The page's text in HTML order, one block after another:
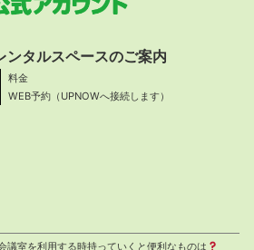
ンタルスペースのご案内
料金
WEB予約（UPNOWへ接続します）
議室を利用する時持っていくと便利なものは